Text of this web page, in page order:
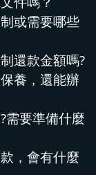
或需要哪些
還款金額嗎?
養，還能辦
需要準備什麼
，會有什麼